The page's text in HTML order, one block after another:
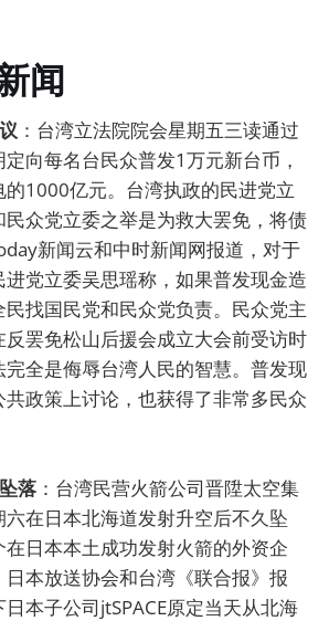
闻
：台湾立法院院会星期五三读通过
向每名台民众普发1万元新台币，
1000亿元。台湾执政的民进党立
众党立委之举是为救大罢免，将债
新闻云和中时新闻网报道，对于
党立委吴思瑶称，如果普发现金造
找国民党和民众党负责。民众党主
反罢免松山后援会成立大会前受访时
全是侮辱台湾人民的智慧。普发现
政策上讨论，也获得了非常多民众
落 ：台湾民营火箭公司晋陞太空集
在日本北海道发射升空后不久坠
日本本土成功发射火箭的外资企
本放送协会和台湾《联合报》报
本子公司jtSPACE原定当天从北海